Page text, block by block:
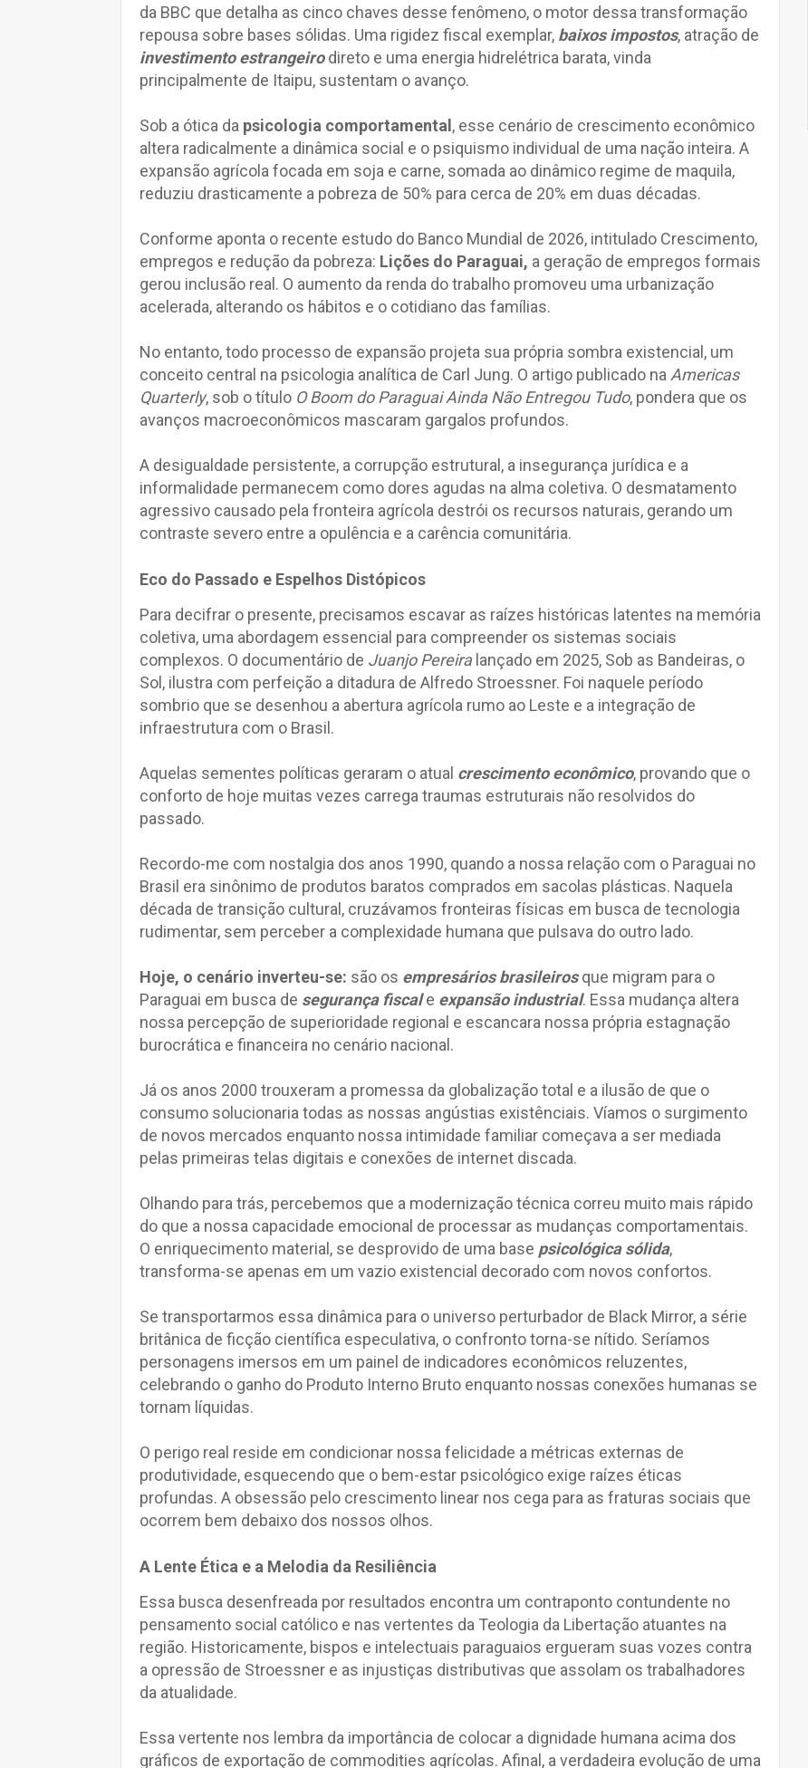
da BBC que detalha as cinco chaves desse fenômeno, o motor dessa transformação
repousa sobre bases sólidas. Uma rigidez fiscal exemplar, baixos impostos, atração de
investimento estrangeirodireto e uma energia hidrelétrica barata, vinda
principalmente de Itaipu, sustentam o avanço.
Sob a ótica da psicologia comportamental , esse cenário de crescimento econômico
altera radicalmente a dinâmica social e o psiquismo individual de uma nação inteira. A
expansão agrícola focada em soja e carne, somada ao dinâmico regime de maquila,
reduziu drasticamente a pobreza de 50% para cerca de 20% em duas décadas.
Conforme aponta o recente estudo do Banco Mundial de 2026, intitulado Crescimento,
empregos e redução da pobreza: Lições do Paraguai, a geração de empregos formais
gerou inclusão real. O aumento da renda do trabalho promoveu uma urbanização
acelerada, alterando os hábitos e o cotidiano das famílias.
No entanto, todo processo de expansão projeta sua própria sombra existencial, um
conceito central na psicologia analítica de Carl Jung. O artigo publicado na Americas
Quarterly, sob o título O Boom do Paraguai Ainda Não Entregou Tudo, pondera que os
avanços macroeconômicos mascaram gargalos profundos.
A desigualdade persistente, a corrupção estrutural, a insegurança jurídica e a
informalidade permanecem como dores agudas na alma coletiva. O desmatamento
agressivo causado pela fronteira agrícola destrói os recursos naturais, gerando um
contraste severo entre a opulência e a carência comunitária.
Eco do Passado e Espelhos Distópicos
Para decifrar o presente, precisamos escavar as raízes históricas latentes na memória
coletiva, uma abordagem essencial para compreender os sistemas sociais
complexos. O documentário de Juanjo Pereiralançado em 2025, Sob as Bandeiras, o
Sol, ilustra com perfeição a ditadura de Alfredo Stroessner. Foi naquele período
sombrio que se desenhou a abertura agrícola rumo ao Leste e a integração de
infraestrutura com o Brasil.
Aquelas sementes políticas geraram o atual crescimento econômico, provando que o
conforto de hoje muitas vezes carrega traumas estruturais não resolvidos do
passado.
Recordo-me com nostalgia dos anos 1990, quando a nossa relação com o Paraguai no
Brasil era sinônimo de produtos baratos comprados em sacolas plásticas. Naquela
década de transição cultural, cruzávamos fronteiras físicas em busca de tecnologia
rudimentar, sem perceber a complexidade humana que pulsava do outro lado.
Hoje, o cenário inverteu-se: são os empresários brasileirosque migram para o
Paraguai em busca de segurança fiscale expansão industrial. Essa mudança altera
nossa percepção de superioridade regional e escancara nossa própria estagnação
burocrática e financeira no cenário nacional.
Já os anos 2000 trouxeram a promessa da globalização total e a ilusão de que o
consumo solucionaria todas as nossas angústias existênciais. Víamos o surgimento
de novos mercados enquanto nossa intimidade familiar começava a ser mediada
pelas primeiras telas digitais e conexões de internet discada.
Olhando para trás, percebemos que a modernização técnica correu muito mais rápido
do que a nossa capacidade emocional de processar as mudanças comportamentais.
O enriquecimento material, se desprovido de uma base psicológica sólida,
transforma-se apenas em um vazio existencial decorado com novos confortos.
Se transportarmos essa dinâmica para o universo perturbador de Black Mirror, a série
britânica de ficção científica especulativa, o confronto torna-se nítido. Seríamos
personagens imersos em um painel de indicadores econômicos reluzentes,
celebrando o ganho do Produto Interno Bruto enquanto nossas conexões humanas se
tornam líquidas.
O perigo real reside em condicionar nossa felicidade a métricas externas de
produtividade, esquecendo que o bem-estar psicológico exige raízes éticas
profundas. A obsessão pelo crescimento linear nos cega para as fraturas sociais que
ocorrem bem debaixo dos nossos olhos.
A Lente Ética e a Melodia da Resiliência
Essa busca desenfreada por resultados encontra um contraponto contundente no
pensamento social católico e nas vertentes da Teologia da Libertação atuantes na
região. Historicamente, bispos e intelectuais paraguaios ergueram suas vozes contra
a opressão de Stroessner e as injustiças distributivas que assolam os trabalhadores
da atualidade.
Essa vertente nos lembra da importância de colocar a dignidade humana acima dos
gráficos de exportação de commodities agrícolas. Afinal, a verdadeira evolução de uma